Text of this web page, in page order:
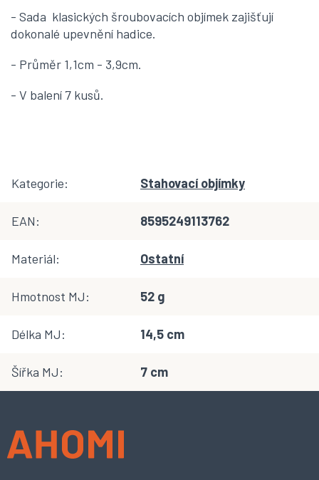
- Sada klasických šroubovacích objímek zajišťují
dokonalé upevnění hadice.
- Průměr 1,1cm - 3,9cm.
- V balení 7 kusů.
Kategorie: Stahovací objímky
EAN: 8595249113762
Materiál: Ostatní
Hmotnost MJ: 52 g
Délka MJ: 14,5 cm
Šířka MJ: 7 cm